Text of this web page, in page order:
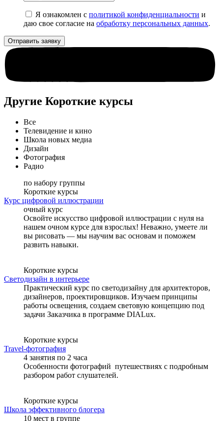
Я ознакомлен с политикой конфиденциальности и
даю свое согласие на обработку персональных данных.
Другие Короткие курсы
Все
Телевидение и кино
Школа новых медиа
Дизайн
Фотография
Радио
по набору группы
Короткие курсы
Курс цифровой иллюстрации
очный курс
Освойте искусство цифровой иллюстрации с нуля на
нашем очном курсе для взрослых! Неважно, умеете ли
вы рисовать — мы научим вас основам и поможем
развить навыки.
Короткие курсы
Светодизайн в интерьере
Практический курс по светодизайну для архитекторов,
дизайнеров, проектировщиков. Изучаем принципы
работы освещения, создаем световую концепцию под
задачи Заказчика в программе DIALux.
Короткие курсы
Travel-фотография
4 занятия по 2 часа
Особенности фотографий путешествиях с подробным
разбором работ слушателей.
Короткие курсы
Школа эффективного блогера
10 мест в группе